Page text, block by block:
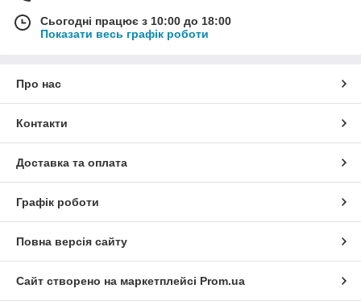
Сьогодні працює з 10:00 до 18:00
Показати весь графік роботи
Про нас
Контакти
Доставка та оплата
Графік роботи
Повна версія сайту
Сайт створено на маркетплейсі Prom.ua